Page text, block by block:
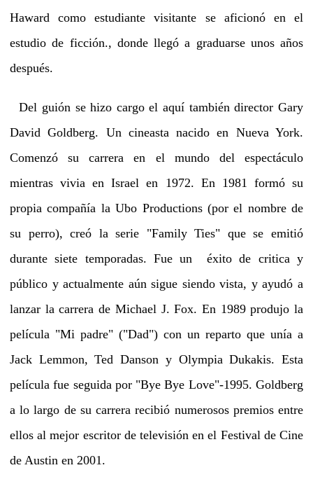
Haward como estudiante visitante se aficionó en el
estudio de ficción., donde llegó a graduarse unos años
después.
Del guión se hizo cargo el aquí también director Gary
David Goldberg. Un cineasta nacido en Nueva York.
Comenzó su carrera en el mundo del espectáculo
mientras vivia en Israel en 1972. En 1981 formó su
propia compañía la Ubo Productions (por el nombre de
su perro), creó la serie "Family Ties" que se emitió
durante siete temporadas. Fue un éxito de critica y
público y actualmente aún sigue siendo vista, y ayudó a
lanzar la carrera de Michael J. Fox. En 1989 produjo la
película "Mi padre" ("Dad") con un reparto que unía a
Jack Lemmon, Ted Danson y Olympia Dukakis. Esta
película fue seguida por "Bye Bye Love"-1995. Goldberg
a lo largo de su carrera recibió numerosos premios entre
ellos al mejor escritor de televisión en el Festival de Cine
de Austin en 2001.